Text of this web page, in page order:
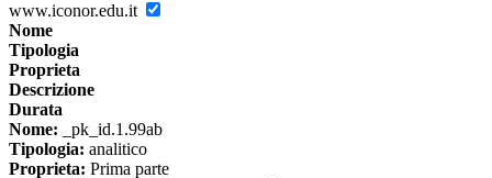
www.iconor.edu.it
Nome
Tipologia
Proprieta
Descrizione
Durata
Nome: _pk_id.1.99ab
Tipologia: analitico
Proprieta: Prima parte